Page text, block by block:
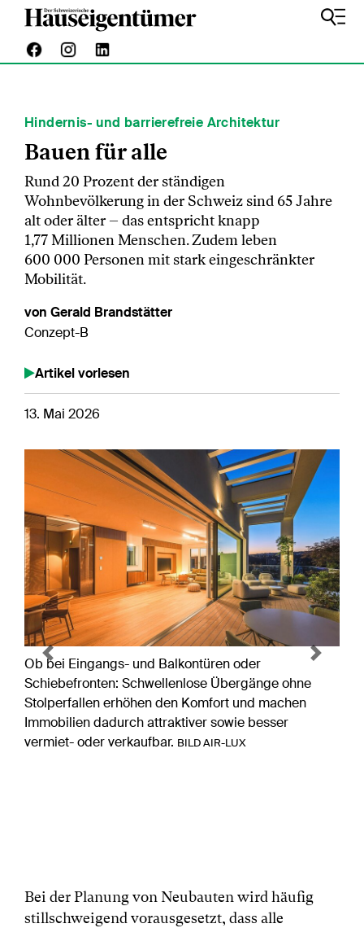
Hindernis- und barrierefreie Architektur
Bauen für alle
Rund 20 Prozent der ständigen
Wohnbevölkerung in der Schweiz sind 65 Jahre
alt oder älter – das entspricht knapp
1,77 Millionen Menschen. Zudem leben
600 000 Personen mit stark eingeschränkter
Mobilität.
von Gerald Brandstätter
Conzept-B
Artikel vorlesen
13. Mai 2026
Ob bei Eingangs- und Balkontüren oder
Schiebefronten: Schwellenlose Übergänge ohne
Stolperfallen erhöhen den Komfort und machen
Immobilien dadurch attraktiver sowie besser
vermiet- oder verkaufbar. BILD AIR-LUX
Previous Next
Bei der Planung von Neubauten wird häufig
stillschweigend vorausgesetzt, dass alle